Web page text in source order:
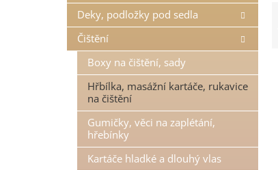
Deky, podložky pod sedla
Čištění
Boxy na čištění, sady
Hřbílka, masážní kartáče, rukavice
na čištění
Gumičky, věci na zaplétání,
hřebínky
Kartáče hladké a dlouhý vlas